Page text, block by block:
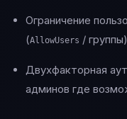
Ограничение
(AllowUsers /
Двухфакторная
админов где